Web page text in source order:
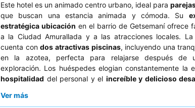
Este hotel es un animado centro urbano, ideal para
que buscan una estancia animada y cómoda. Su
estratégica ubicación en el barrio de Getsemaní ofrece
a la Ciudad Amurallada y a las atracciones locales. La
cuenta condos atractivas piscinas, incluyendo una
en la azotea, perfecta para relajarse después de
exploración. Los huéspedes elogian constantemente la
hospitalidad del personal y el increíble y delicioso
experiencia más tranquila, los huéspedes deberían
Ver más